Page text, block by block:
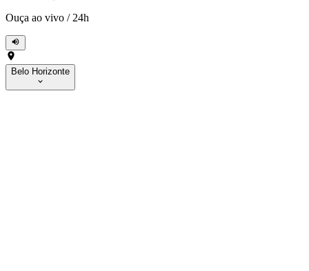
Ouça ao vivo / 24h
Belo Horizonte